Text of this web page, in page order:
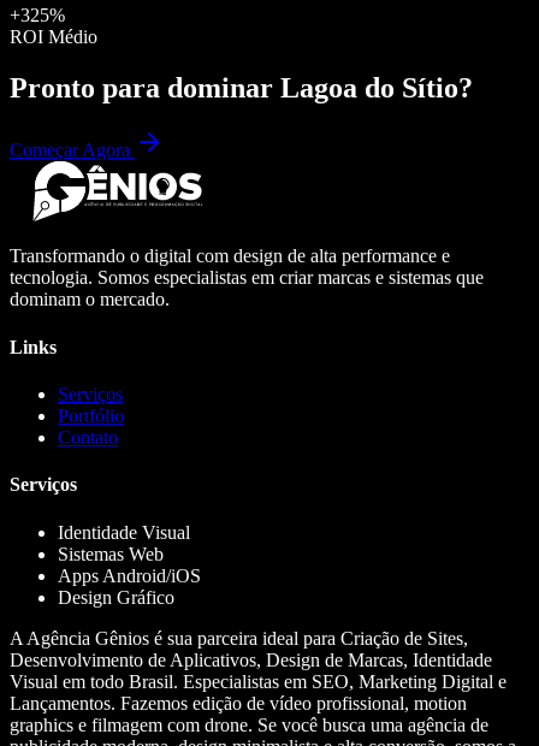
+325%
ROI Médio
Pronto para dominar Lagoa do Sítio?
Começar Agora
Transformando o digital com design de alta performance e
tecnologia. Somos especialistas em criar marcas e sistemas que
dominam o mercado.
Links
Serviços
Portfólio
Contato
Serviços
Identidade Visual
Sistemas Web
Apps Android/iOS
Design Gráfico
A Agência Gênios é sua parceira ideal para Criação de Sites,
Desenvolvimento de Aplicativos, Design de Marcas, Identidade
Visual em todo Brasil. Especialistas em SEO, Marketing Digital e
Lançamentos. Fazemos edição de vídeo profissional, motion
graphics e filmagem com drone. Se você busca uma agência de